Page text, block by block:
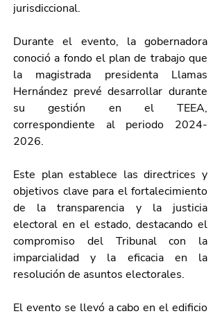
jurisdiccional.
Durante el evento, la gobernadora
conoció a fondo el plan de trabajo que
la magistrada presidenta Llamas
Hernández prevé desarrollar durante
su gestión en el TEEA,
correspondiente al periodo 2024-
2026.
Este plan establece las directrices y
objetivos clave para el fortalecimiento
de la transparencia y la justicia
electoral en el estado, destacando el
compromiso del Tribunal con la
imparcialidad y la eficacia en la
resolución de asuntos electorales.
El evento se llevó a cabo en el edificio